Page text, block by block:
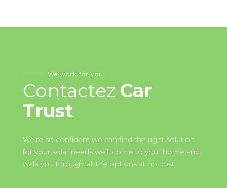
We work for you
Contactez Car
Trust
We’re so confident we can find the right solution
for your solar needs we’ll come to your home and
walk you through all the options at no cost.